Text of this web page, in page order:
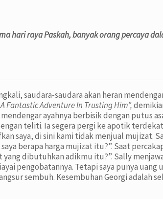
hari raya Paskah, banyak orang percaya
saudara-saudara akan heran
Fantastic Adventure In Trusting Him”,
ayahnya berbisik dengan putus
teliti. Ia segera pergi ke apotik
saya, di sini kami tidak menjual mujizat.
berapa harga mujizat itu?”. Saat
dibutuhkan adikmu itu?”. Sally
pengobatannya. Tetapi saya punya
sembuh. Kesembuhan Georgi adalah